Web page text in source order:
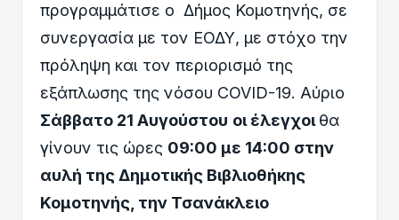
προγραμμάτισε ο Δήμος Κομοτηνής, σε
συνεργασία με τον ΕΟΔΥ, με στόχο την
πρόληψη και τον περιορισμό της
εξάπλωσης της νόσου COVID-19. Αύριο
Σάββατο 21 Αυγούστου οι έλεγχοι θα
γίνουν τις ώρες 09:00 με 14:00 στην
αυλή της Δημοτικής Βιβλιοθήκης
Κομοτηνής, την Τσανάκλειο